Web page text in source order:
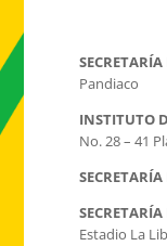
Pandiaco
INSTITUTO
No. 28 – 41
Estadio La